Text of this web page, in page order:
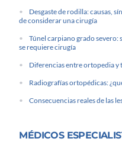
Desgaste de rodilla: causas,
de considerar una cirugía
Túnel carpiano grado severo:
se requiere cirugía
Diferencias entre ortopedia
Radiografías ortopédicas:
Consecuencias reales de las
MÉDICOS